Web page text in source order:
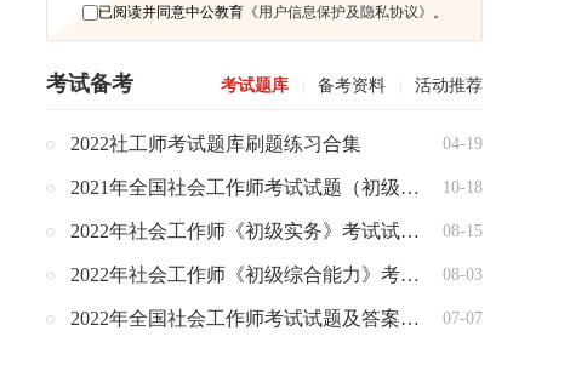
已阅读并同意中公教育《用户信息保护及隐私协议》 。
考试备考 考试题库 备考资料 活动推荐
2022社工师考试题库刷题练习合集 04-19
2021年全国社会工作师考试试题（初级+中级+高级） 10-18
2022年社会工作师《初级实务》考试试题答案解析（完整版） 08-15
2022年社会工作师《初级综合能力》考试试题答案解析（完整版） 08-03
2022年全国社会工作师考试试题及答案解析（初级+中级+高级） 07-07